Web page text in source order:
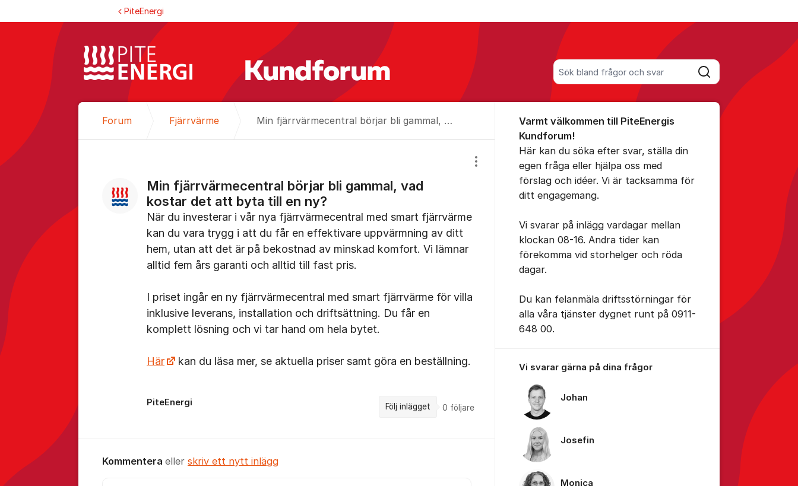
Sök bland alla inlägg
Sök
PiteEnergi
Forum Fjärrvärme Min fjärrvärmecentral börjar bli gammal, vad kostar det att byta till en ny?
Min fjärrvärmecentral börjar bli gammal, vad
kostar det att byta till en ny?
Visa/dölj inställningar för inlägg/kommentar
När du investerar i vår nya fjärrvärmecentral med smart fjärrvärme
kan du vara trygg i att du får en effektivare uppvärmning av ditt
hem, utan att det är på bekostnad av minskad komfort. Vi lämnar
alltid fem års garanti och alltid till fast pris.
I priset ingår en ny fjärrvärmecentral med smart fjärrvärme för villa
inklusive leverans, installation och driftsättning. Du får en
komplett lösning och vi tar hand om hela bytet.
Här kan du läsa mer, se aktuella priser samt göra en beställning.
PiteEnergi Följ inlägget 0 följare
Kommentera eller skriv ett nytt inlägg
Varmt välkommen till PiteEnergis
Kundforum!
Här kan du söka efter svar, ställa din
egen fråga eller hjälpa oss med
förslag och idéer. Vi är tacksamma för
ditt engagemang.
Vi svarar på inlägg vardagar mellan
klockan 08-16. Andra tider kan
förekomma vid storhelger och röda
dagar.
Du kan felanmäla driftsstörningar för
alla våra tjänster dygnet runt på 0911-
648 00.
Vi svarar gärna på dina frågor
Johan
Josefin
Monica